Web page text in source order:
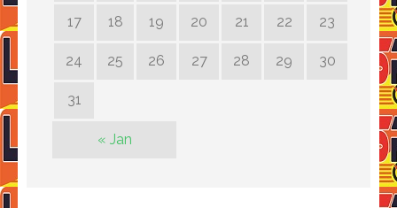
17 18 19 20 21 22 23
24 25 26 27 28 29 30
31
« Jan